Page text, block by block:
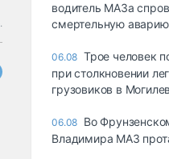
водитель МАЗа
смертельную аварию
06.08 Трое человек
при столкновении
грузовиков в
06.08 Во
Владимира МАЗ